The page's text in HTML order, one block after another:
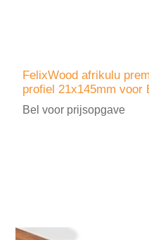
FelixWood afrikulu
profiel 21x145mm
Bel voor prijsopgave